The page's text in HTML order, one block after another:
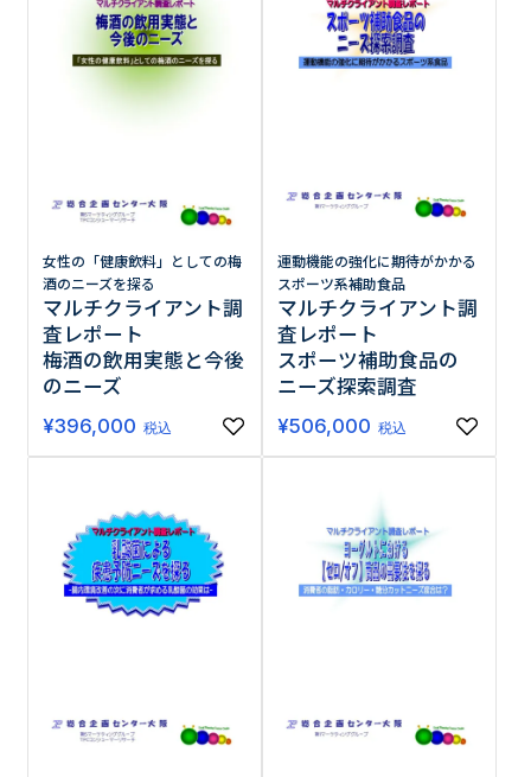
女性の「健康飲料」としての梅
酒のニーズを探る
マルチクライアント調
査レポート
梅酒の飲用実態と今後
のニーズ
¥396,000 税込
運動機能の強化に期待がかかる
スポーツ系補助食品
マルチクライアント調
査レポート
スポーツ補助食品の
ニーズ探索調査
¥506,000 税込